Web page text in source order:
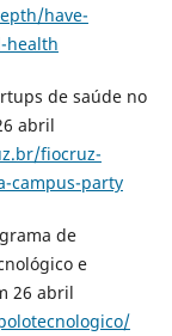
have-
health
de saúde no
abril
fiocruz-
campus-party
de
e
26 abril